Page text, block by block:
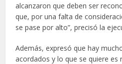
alcanzaron que deben ser
que, por una falta de
se pase por alto”, precisó la
Además, expresó que hay
acordados y lo que se quiere